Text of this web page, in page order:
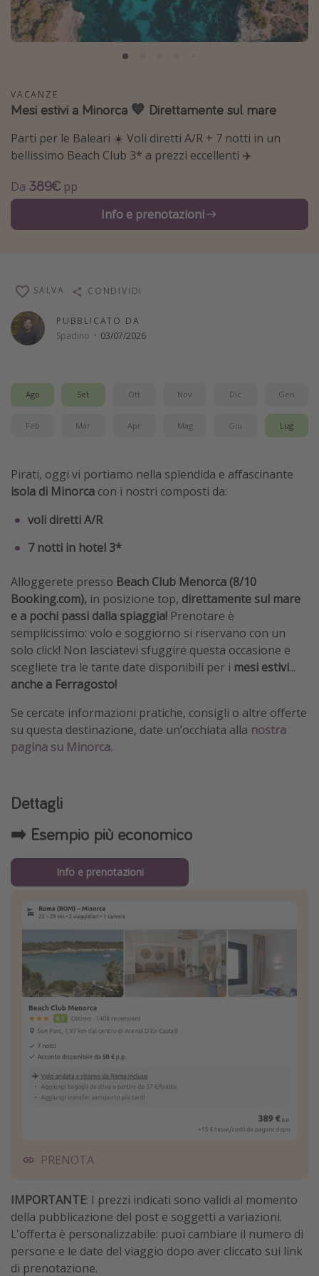
Grecia
Baleari
Malta
Canarie
Capo Verde
Tipo di vacanza
Vacanze last minute
Vacanze di Pasqua 2026
Last minute capodanno
Vacanze con bambini
Viaggi per single
Altri argomenti
Calendario di viaggio
Festività del 2026
Città più visitate
VACANZE
Mesi estivi a Minorca 💙 Direttamente sul mare
Parti per le Baleari ☀️ Voli diretti A/R + 7 notti in un
bellissimo Beach Club 3* a prezzi eccellenti ✈️
Da 389€ pp
Info e prenotazioni
PUBBLICATO DA
Spadino · 03/07/2026
SALVA CONDIVIDI
Ago Set Ott Nov Dic Gen
Feb Mar Apr Mag Giu Lug
Pirati, oggi vi portiamo nella splendida e affascinante
isola di Minorca con i nostri composti da:
voli diretti A/R
7 notti in hotel 3*
Alloggerete presso Beach Club Menorca (8/10
Booking.com), in posizione top, direttamente sul mare
e a pochi passi dalla spiaggia! Prenotare è
semplicissimo: volo e soggiorno si riservano con un
solo click! Non lasciatevi sfuggire questa occasione e
scegliete tra le tante date disponibili per i mesi estivi...
anche a Ferragosto!
Se cercate informazioni pratiche, consigli o altre offerte
su questa destinazione, date un’occhiata alla nostra
pagina su Minorca.
Dettagli
➡️ Esempio più economico
Info e prenotazioni
PRENOTA
IMPORTANTE: I prezzi indicati sono validi al momento
della pubblicazione del post e soggetti a variazioni.
L'offerta è personalizzabile: puoi cambiare il numero di
persone e le date del viaggio dopo aver cliccato sui link
di prenotazione.